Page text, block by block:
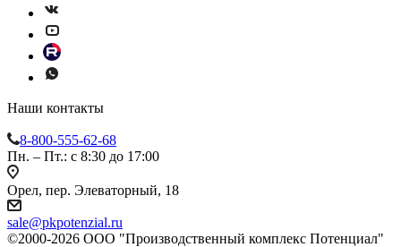
Наши контакты
8-800-555-62-68
Пн. – Пт.: с 8:30 до 17:00
Орел, пер. Элеваторный, 18
sale@pkpotenzial.ru
©2000-2026 ООО "Производственный комплекс Потенциал"